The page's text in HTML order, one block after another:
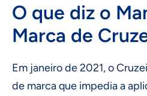
O que diz o
Marca de
Em janeiro de 2021, o
de marca que impedia a